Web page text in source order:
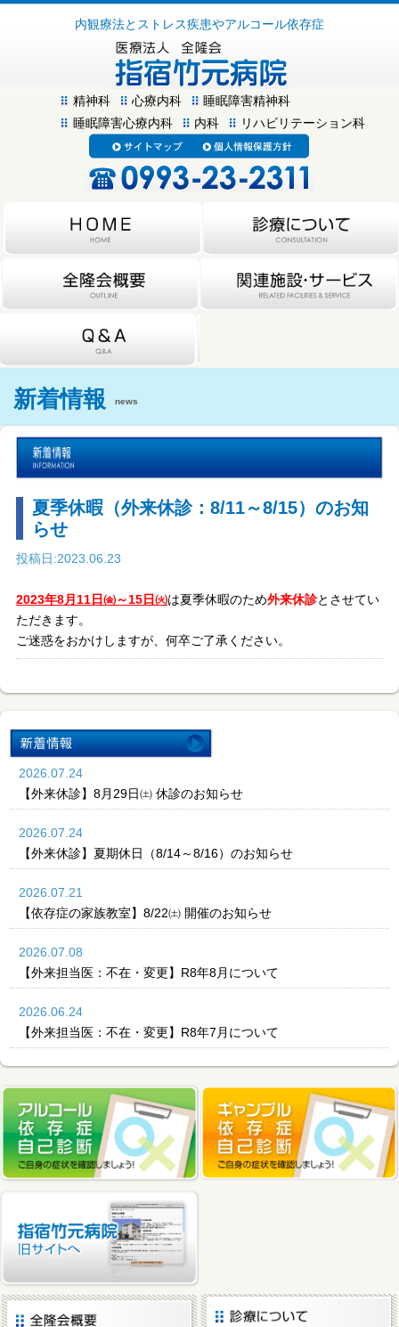
内観療法とストレス疾患やアルコール依存症
精神科 心療内科
睡眠障害精神科
睡眠障害心療内科
内科 リハビリテーション科
新着情報 news
夏季休暇（外来休診：8/11～8/15）のお知
らせ
投稿日:2023.06.23
2023年8月11日㈮～15日㈫は夏季休暇のため外来休診とさせてい
ただきます。
ご迷惑をおかけしますが、何卒ご了承ください。
2026.07.24
【外来休診】8月29日㈯ 休診のお知らせ
2026.07.24
【外来休診】夏期休日（8/14～8/16）のお知らせ
2026.07.21
【依存症の家族教室】8/22㈯ 開催のお知らせ
2026.07.08
【外来担当医：不在・変更】R8年8月について
2026.06.24
【外来担当医：不在・変更】R8年7月について